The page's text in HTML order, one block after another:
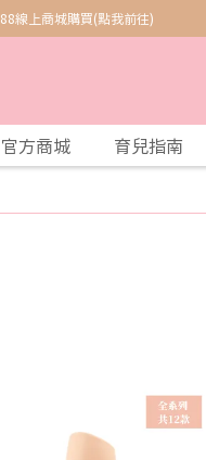
線上商城購買(點我前往)
官方商城 育兒指南